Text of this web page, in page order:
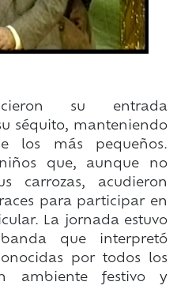
su entrada
séquito, manteniendo
los más pequeños.
que, aunque no
carrozas, acudieron
para participar en
La jornada estuvo
que interpretó
por todos los
ambiente festivo y